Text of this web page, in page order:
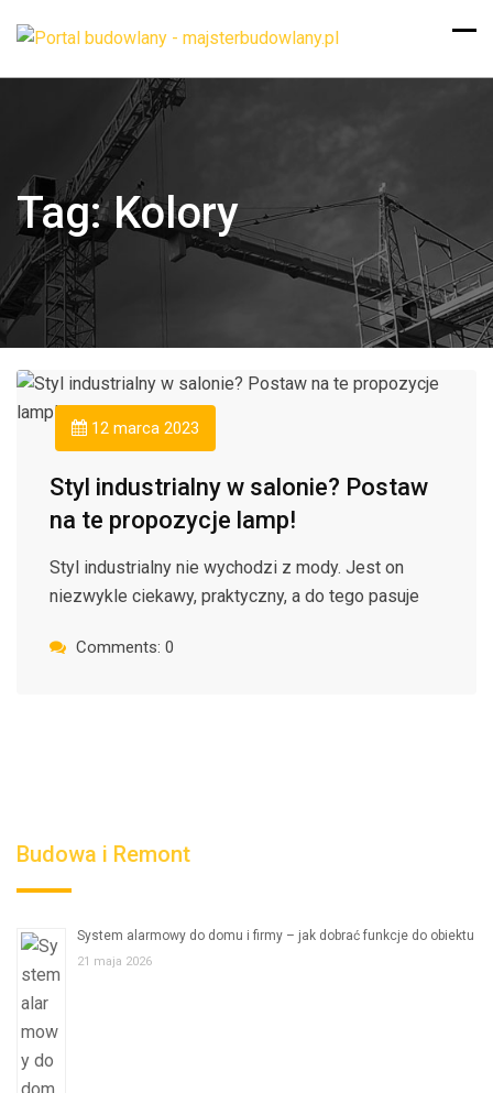
Tag:Kolory
12 marca 2023
Styl industrialny w salonie? Postaw
na te propozycje lamp!
Styl industrialny nie wychodzi z mody. Jest on
niezwykle ciekawy, praktyczny, a do tego pasuje
Comments: 0
Budowa i Remont
System alarmowy do domu i firmy – jak dobrać funkcje do obiektu
21 maja 2026